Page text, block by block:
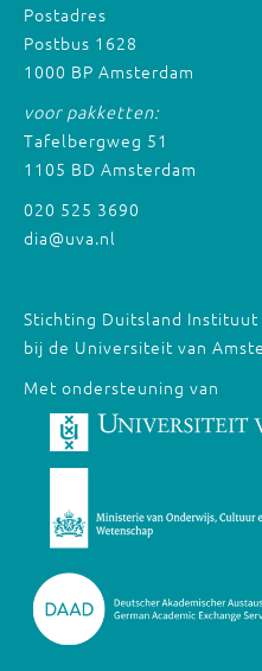
Postadres
Postbus 1628
1000 BP Amsterdam
voor pakketten:
Tafelbergweg 51
1105 BD Amsterdam
020 525 3690
dia@uva.nl
Stichting Duitsland Instituut
bij de Universiteit van
Met ondersteuning van